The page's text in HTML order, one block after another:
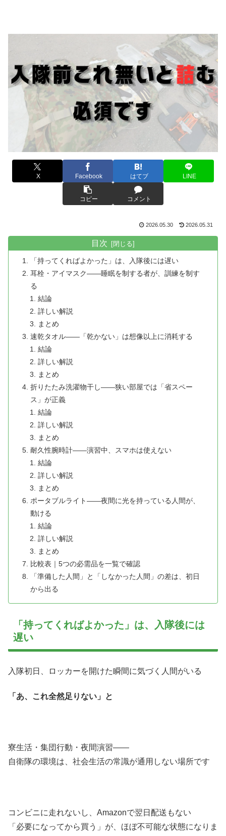
X Facebook はてブ LINE
コピー コメント
2026.05.30 2026.05.31
目次
「持ってくればよかった」は、入隊後には遅い
耳栓・アイマスク——睡眠を制する者が、訓練を制す
る
結論
詳しい解説
まとめ
速乾タオル——「乾かない」は想像以上に消耗する
結論
詳しい解説
まとめ
折りたたみ洗濯物干し——狭い部屋では「省スペー
ス」が正義
結論
詳しい解説
まとめ
耐久性腕時計——演習中、スマホは使えない
結論
詳しい解説
まとめ
ポータブルライト——夜間に光を持っている人間が、
動ける
結論
詳しい解説
まとめ
比較表｜5つの必需品を一覧で確認
「準備した人間」と「しなかった人間」の差は、初日
から出る
「持ってくればよかった」は、入隊後には
遅い
入隊初日、ロッカーを開けた瞬間に気づく人間がいる
「あ、これ全然足りない」と
寮生活・集団行動・夜間演習——
自衛隊の環境は、社会生活の常識が通用しない場所です
コンビニに走れないし、Amazonで翌日配送もない
「必要になってから買う」が、ほぼ不可能な状態になりま